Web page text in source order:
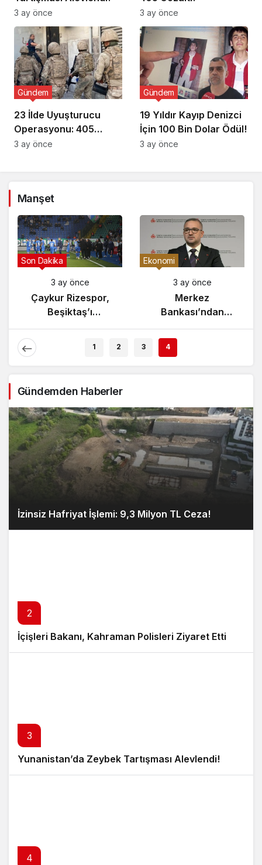
3 ay önce 3 ay önce
23 İlde Uyuşturucu
Operasyonu: 405
Gözaltı!
Gündem
3 ay önce
19 Yıldır Kayıp Denizci
İçin 100 Bin Dolar Ödül!
Gündem
3 ay önce
Manşet
Gündem
3 ay önce
Yunanistan’da
Zeybek Tartışması
Alevlendi!
Son Dakika
3 ay önce
Çaykur Rizespor,
Beşiktaş’ı
Ağırlıyor!
1 2 3 4
Gündemden Haberler
İzinsiz Hafriyat İşlemi: 9,3 Milyon TL Ceza!
2
İçişleri Bakanı, Kahraman Polisleri Ziyaret Etti
3
Yunanistan’da Zeybek Tartışması Alevlendi!
4